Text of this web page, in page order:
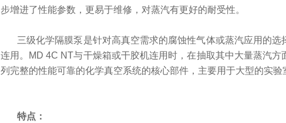
步增进了性能参数，更易于维修，对蒸汽有更好的耐受性。
三级化学隔膜泵是针对高真空需求的腐蚀性气体或蒸汽应用的
连用。
MD 4C NT与干燥箱或干胶机连用时，在抽取其中大量蒸汽
列完整的性能可靠的化学真空系统的核心部件，主要用于大型的实验
特点：